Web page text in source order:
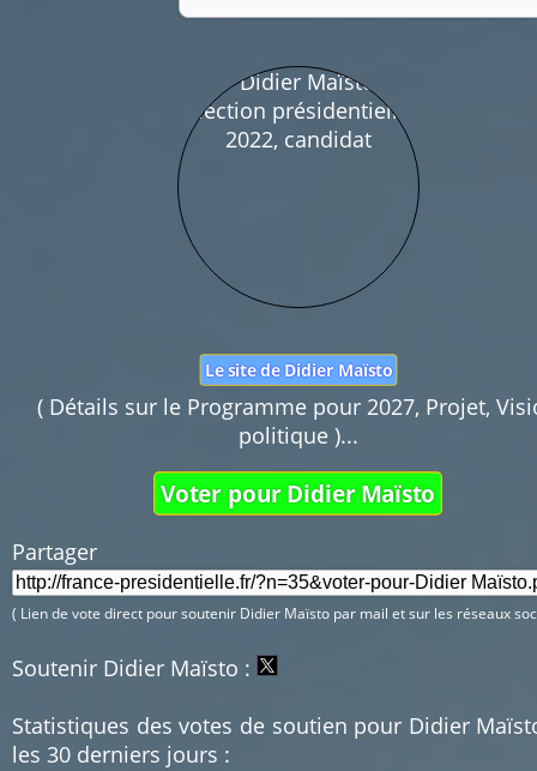
Mail :
Fonction de commentaires dédiée au débat
Pas d'insultes. Merci.
Le site de Didier Maïsto
( Détails sur le Programme pour 2027, Projet,
politique )...
Voter pour Didier Maïsto
Partager
( Lien de vote direct pour soutenir Didier Maïsto par mail et sur les réseaux
Soutenir Didier Maïsto :
Statistiques des votes de soutien pour Didier
les 30 derniers jours :